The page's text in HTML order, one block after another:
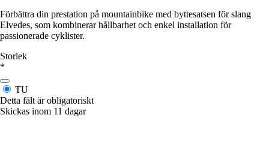
Förbättra din prestation på mountainbike med byttesatsen för slang
Elvedes, som kombinerar hållbarhet och enkel installation för
passionerade cyklister.
Storlek
*
TU
Detta fält är obligatoriskt
Skickas inom 11 dagar